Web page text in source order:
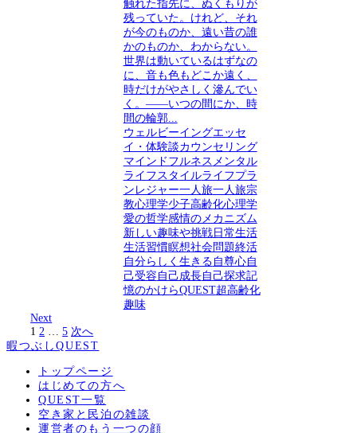
触れた指先に、ぬくもりが
残っていた。けれど、それ
が今のものか、遠い昔の誰
かのものか、わからない。
世界は動いているはずなの
に、音も色もどこか遠く、
時だけがやさしく滲んでい
く。――いつの間にか、時
間の輪郭...
ウェルビーイングエッセ
イ・体験談カウンセリング
マインドフルネス メンタル
ライフスタイルライフプラ
ン レジャー一人旅一人旅宗
教心理学少子高齢化心理学
愛の哲学感情のメカニズム
新しい趣味や挑戦日常生活
生活習慣瞑想社会問題終活
自分らしく生きる 自尊心自
己受容 自己成長自己探求記
憶のかけらQUEST超高齢化
趣味
Next
1 2 … 5 次へ
暇つぶしQUEST
トップページ
はじめての方へ
QUEST一覧
空き家と民泊の雑談
運営者のもう一つの顔